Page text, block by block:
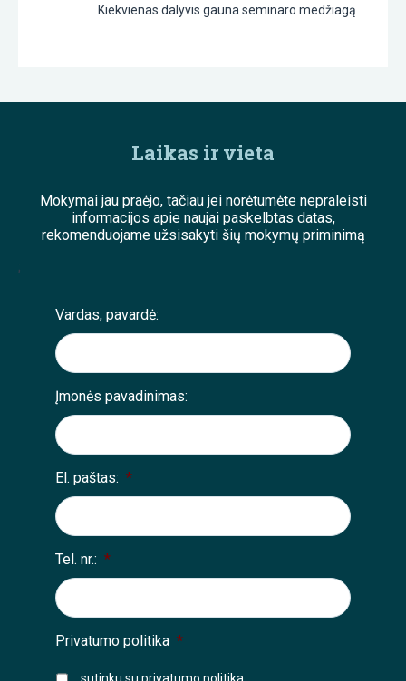
Kiekvienas dalyvis gauna seminaro medžiagą
Laikas ir vieta
Mokymai jau praėjo, tačiau jei norėtumėte nepraleisti
informacijos apie naujai paskelbtas datas,
rekomenduojame užsisakyti šių mokymų priminimą
;
Vardas, pavardė:
Įmonės pavadinimas:
El. paštas: *
Tel. nr.: *
Privatumo politika *